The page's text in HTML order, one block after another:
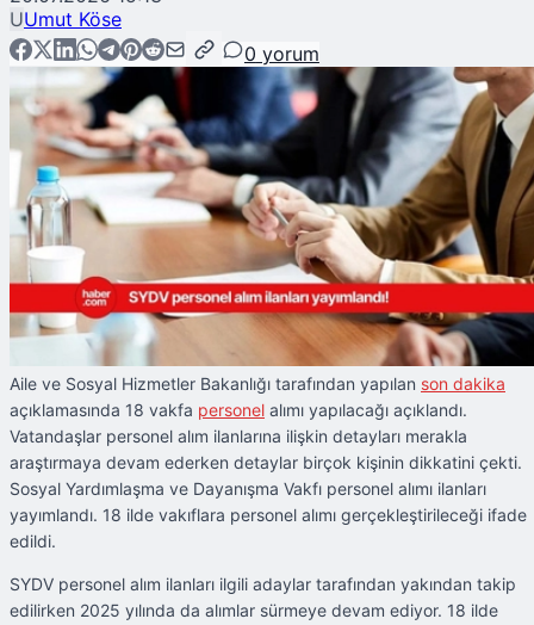
UUmut Köse
0 yorum
Aile ve Sosyal Hizmetler Bakanlığı tarafından yapılan son dakika
açıklamasında 18 vakfa personel alımı yapılacağı açıklandı.
Vatandaşlar personel alım ilanlarına ilişkin detayları merakla
araştırmaya devam ederken detaylar birçok kişinin dikkatini çekti.
Sosyal Yardımlaşma ve Dayanışma Vakfı personel alımı ilanları
yayımlandı. 18 ilde vakıflara personel alımı gerçekleştirileceği ifade
edildi.
SYDV personel alım ilanları ilgili adaylar tarafından yakından takip
edilirken 2025 yılında da alımlar sürmeye devam ediyor. 18 ilde